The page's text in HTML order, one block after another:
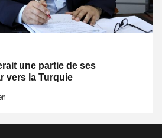
une partie de ses
vers la Turquie